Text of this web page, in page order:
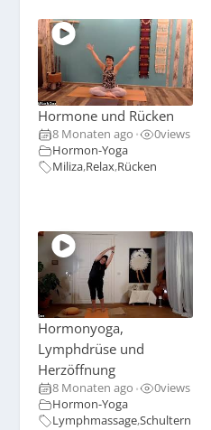
Hormone und Rücken
8 Monaten ago • 0views
Hormon-Yoga
Miliza,Relax,Rücken
Hormonyoga,
Lymphdrüse und
Herzöffnung
8 Monaten ago • 0views
Hormon-Yoga
Lymphmassage,Schultern